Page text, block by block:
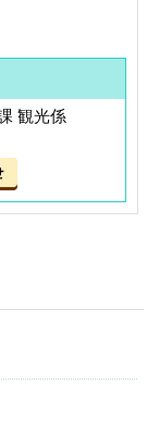
観光係